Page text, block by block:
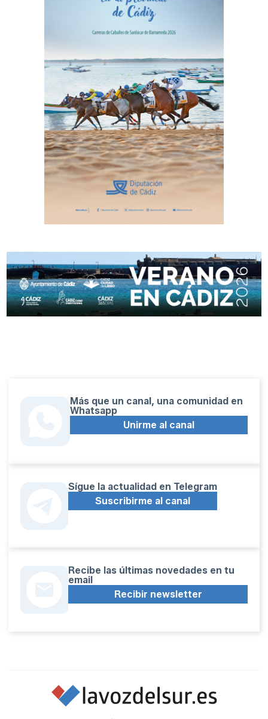
Más que un canal, una comunidad en
Whatsapp
Unirme al canal
Sígue la actualidad en Telegram
Suscribirme al canal
Recibe las últimas novedades en tu
email
Recibir newsletter